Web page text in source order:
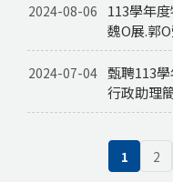
2024-08-06
113學年
魏O展.郭
2024-07-04 甄聘113
行政助理
1 2